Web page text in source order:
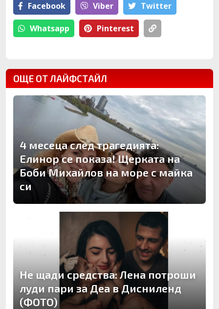
Facebook Viber Тwitter
Whatsapp Pinterest
ОЩЕ ОТ ЛАЙФСТАЙЛ
4 месеца след трагедията:
Елинор се показа! Щерката на
Боби Михайлов на море с майка
си
Не щади средства: Лена потроши
луди пари за Деа в Дисниленд
(ФОТО)